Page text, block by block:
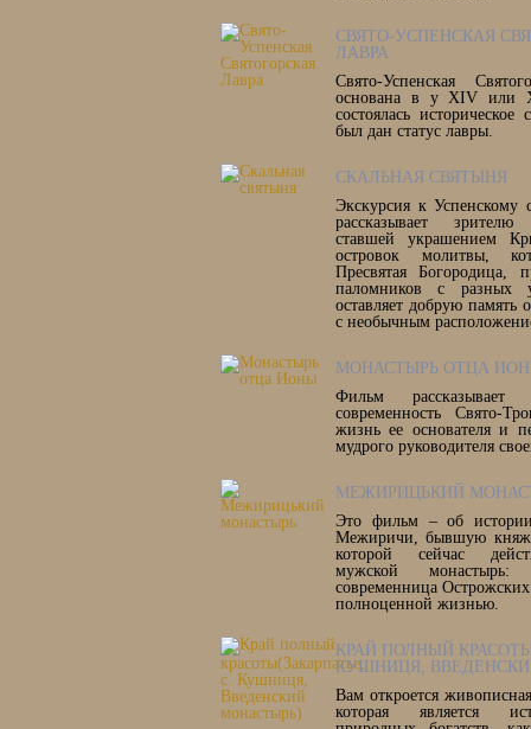
СВЯТО-УСПЕНСКАЯ
ЛАВРА
Свято-Успенская
основана в у XIV или
состоялась
был дан статус лавры.
СКАЛЬНАЯ СВЯТЫНЯ
Экскурсия к Успенскому
рассказывает
ставшей украшением
островок молитвы,
Пресвятая Богородица,
паломников с разных
оставляет добрую память
с необычным
МОНАСТЫРЬ ОТЦА
Фильм
современность Свято-
жизнь ее основателя и
мудрого руководителя
МЕЖИРИЦЬКИЙ
Это фильм – об истории
Межиричи, бывшую
которой сейчас
мужской монастырь:
современница
полноценной жизнью.
КРАЙ ПОЛНЫЙ
КУШНИЦЯ,
Вам откроется
которая является